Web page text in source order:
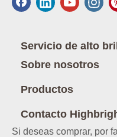
Servicio de alto
Sobre nosotros
Productos
Contacto
Si deseas comprar, por